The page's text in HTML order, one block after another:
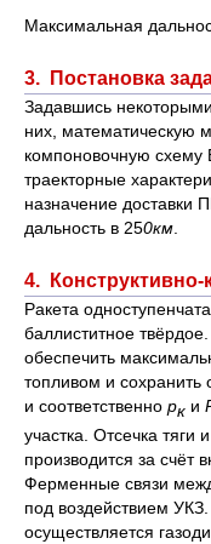
Максимальная
3. Постановка
Задавшись
них, математическую
компоновочную схему
траекторные
назначение доставки
дальность в 250км
4.
Ракета
баллиститное
обеспечить
топливом и сохранить
и соответственно рк и
участка. Отсечка тяги
производится за счёт
Ферменные связи
под воздействием
осуществляется